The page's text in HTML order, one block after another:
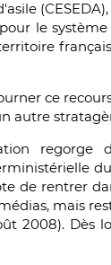
le
français
ce
autre
regorge
de rentrer
mais
2008). Dès